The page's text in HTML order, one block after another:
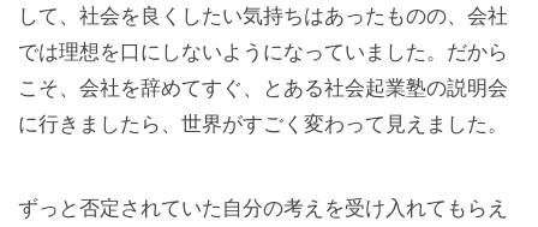
して、社会を良くしたい気持ちはあったものの、会社
では理想を口にしないようになっていました。だから
こそ、会社を辞めてすぐ、とある社会起業塾の説明会
に行きましたら、世界がすごく変わって見えました。
ずっと否定されていた自分の考えを受け入れてもらえ